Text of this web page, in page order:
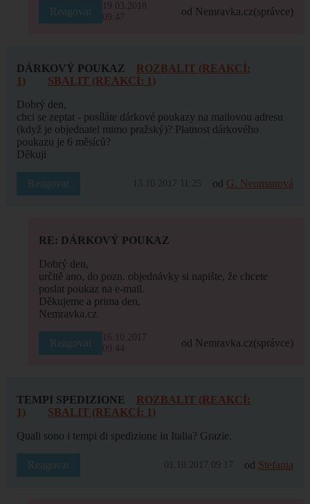
Reagovat
19.03.2018
09:47
od Nemravka.cz(správce)
DÁRKOVÝ POUKAZ
ROZBALIT (REAKCÍ:
1)
SBALIT (REAKCÍ: 1)
Dobrý den,
chci se zeptat - posíláte dárkové poukazy na mailovou adresu
(když je objednatel mimo pražský)? Platnost dárkového
poukazu je 6 měsíců?
Děkuji
Reagovat 13.10.2017 11:25 od G. Neumanová
RE: DÁRKOVÝ POUKAZ
Dobrý den,
určitě ano, do pozn. objednávky si napište, že chcete
poslat poukaz na e-mail.
Děkujeme a prima den,
Nemravka.cz
Reagovat
16.10.2017
09:44
od Nemravka.cz(správce)
TEMPI SPEDIZIONE
ROZBALIT (REAKCÍ:
1)
SBALIT (REAKCÍ: 1)
Quali sono i tempi di spedizione in Italia? Grazie.
Reagovat 01.10.2017 09:17 od Stefania